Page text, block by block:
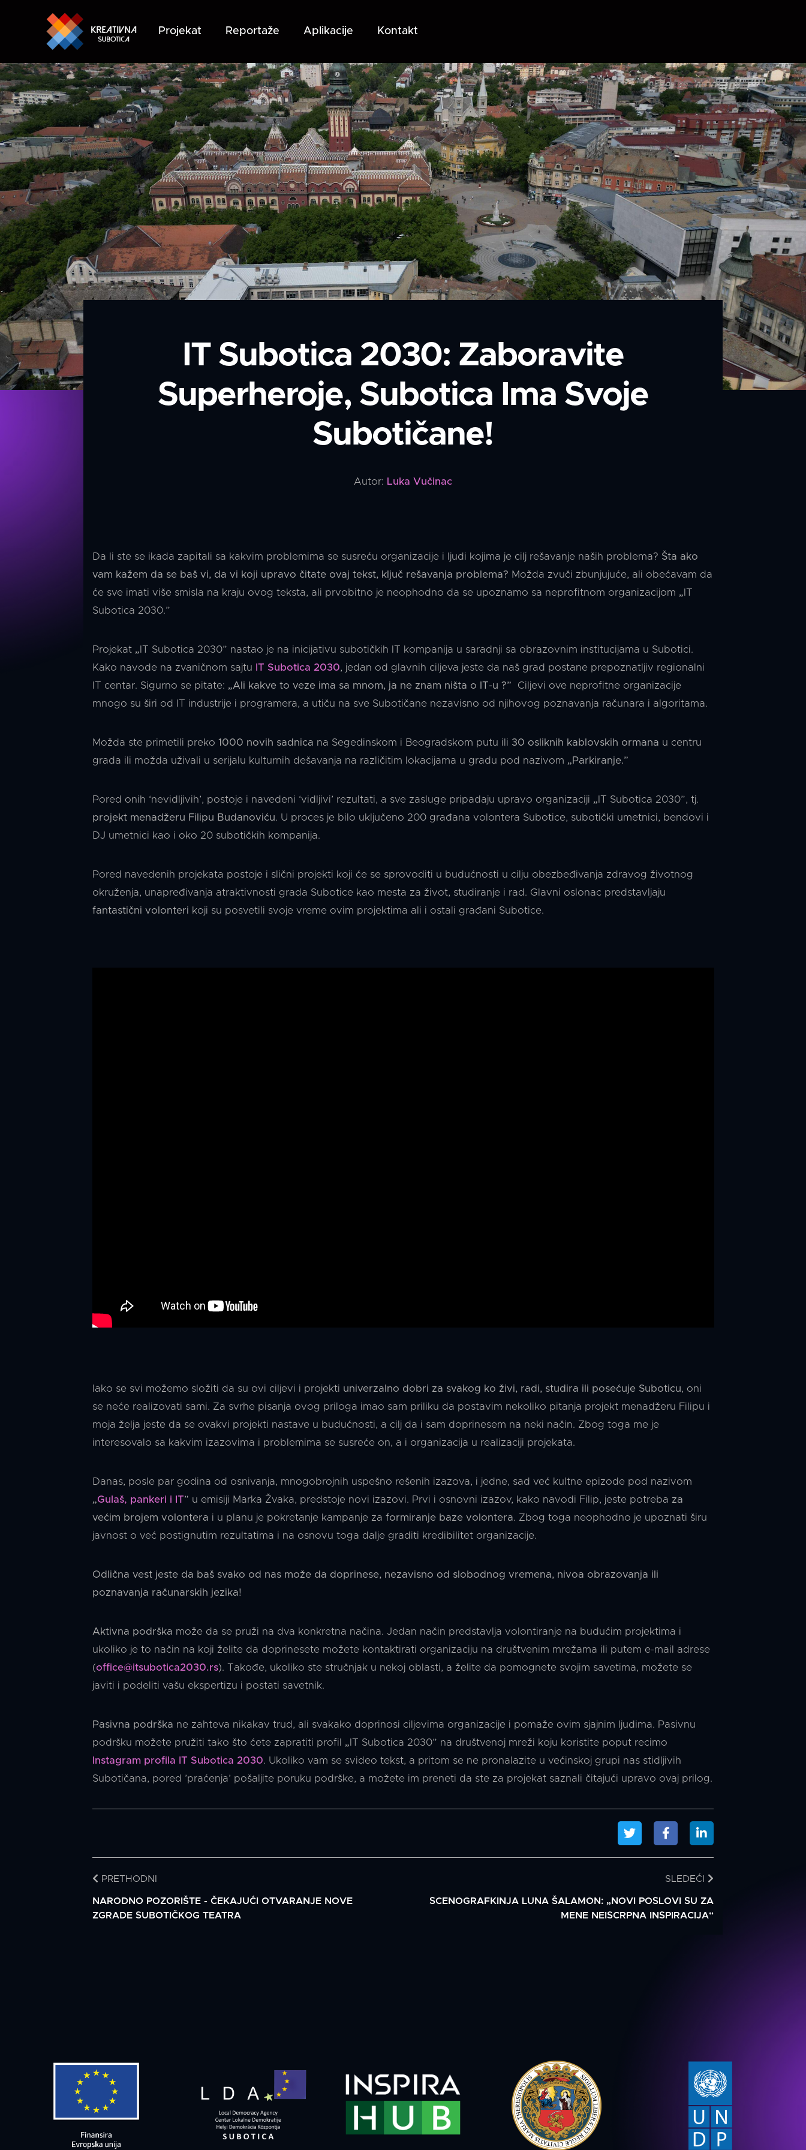
Projekat Reportaže Aplikacije Kontakt
IT Subotica 2030: Zaboravite
Superheroje, Subotica Ima Svoje
Subotičane!
Autor: Luka Vučinac
Da li ste se ikada zapitali sa kakvim problemima se susreću organizacije i ljudi kojima je cilj rešavanje naših problema? Šta ako
vam kažem da se baš vi, da vi koji upravo čitate ovaj tekst, ključ rešavanja problema? Možda zvuči zbunjujuće, ali obećavam da
će sve imati više smisla na kraju ovog teksta, ali prvobitno je neophodno da se upoznamo sa neprofitnom organizacijom „IT
Subotica 2030.”
Projekat „IT Subotica 2030” nastao je na inicijativu subotičkih IT kompanija u saradnji sa obrazovnim institucijama u Subotici.
Kako navode na zvaničnom sajtu IT Subotica 2030, jedan od glavnih ciljeva jeste da naš grad postane prepoznatljiv regionalni
IT centar. Sigurno se pitate: „Ali kakve to veze ima sa mnom, ja ne znam ništa o IT-u ?”
Ciljevi ove neprofitne organizacije
mnogo su širi od IT industrije i programera, a utiču na sve Subotičane nezavisno od njihovog poznavanja računara i algoritama.
Možda ste primetili preko 1000 novih sadnica na Segedinskom i Beogradskom putu ili 30 osliknih kablovskih ormana u centru
grada ili možda uživali u serijalu kulturnih dešavanja na različitim lokacijama u gradu pod nazivom „Parkiranje.”
Pored onih ‘nevidljivih’, postoje i navedeni ‘vidljivi’ rezultati, a sve zasluge pripadaju upravo organizaciji „IT Subotica 2030”, tj.
projekt menadžeru Filipu Budanoviću. U proces je bilo uključeno 200 građana volontera Subotice, subotički umetnici, bendovi i
DJ umetnici kao i oko 20 subotičkih kompanija.
Pored navedenih projekata postoje i slični projekti koji će se sprovoditi u budućnosti u cilju obezbeđivanja zdravog životnog
okruženja, unapređivanja atraktivnosti grada Subotice kao mesta za život, studiranje i rad. Glavni oslonac predstavljaju
fantastični volonteri koji su posvetili svoje vreme ovim projektima ali i ostali građani Subotice.
Iako se svi možemo složiti da su ovi ciljevi i projekti univerzalno dobri za svakog ko živi, radi, studira ili posećuje Suboticu, oni
se neće realizovati sami. Za svrhe pisanja ovog priloga imao sam priliku da postavim nekoliko pitanja projekt menadžeru Filipu i
moja želja jeste da se ovakvi projekti nastave u budućnosti, a cilj da i sam doprinesem na neki način. Zbog toga me je
interesovalo sa kakvim izazovima i problemima se susreće on, a i organizacija u realizaciji projekata.
Danas, posle par godina od osnivanja, mnogobrojnih uspešno rešenih izazova, i jedne, sad već kultne epizode pod nazivom
„Gulaš, pankeri i IT” u emisiji Marka Žvaka, predstoje novi izazovi. Prvi i osnovni izazov, kako navodi Filip, jeste potreba za
većim brojem volontera i u planu je pokretanje kampanje za formiranje baze volontera. Zbog toga neophodno je upoznati širu
javnost o već postignutim rezultatima i na osnovu toga dalje graditi kredibilitet organizacije.
Odlična vest jeste da baš svako od nas može da doprinese, nezavisno od slobodnog vremena, nivoa obrazovanja ili
poznavanja računarskih jezika!
Aktivna podrška može da se pruži na dva konkretna načina. Jedan način predstavlja volontiranje na budućim projektima i
ukoliko je to način na koji želite da doprinesete možete kontaktirati organizaciju na društvenim mrežama ili putem e-mail adrese
(office@itsubotica2030.rs). Takođe, ukoliko ste stručnjak u nekoj oblasti, a želite da pomognete svojim savetima, možete se
javiti i podeliti vašu ekspertizu i postati savetnik.
Pasivna podrška ne zahteva nikakav trud, ali svakako doprinosi ciljevima organizacije i pomaže ovim sjajnim ljudima. Pasivnu
podršku možete pružiti tako što ćete zapratiti profil „IT Subotica 2030” na društvenoj mreži koju koristite poput recimo
Instagram profila IT Subotica 2030. Ukoliko vam se svideo tekst, a pritom se ne pronalazite u većinskoj grupi nas stidljivih
Subotičana, pored ’praćenja’ pošaljite poruku podrške, a možete im preneti da ste za projekat saznali čitajući upravo ovaj prilog.
PRETHODNI
NARODNO POZORIŠTE - ČEKAJUĆI OTVARANJE NOVE
ZGRADE SUBOTIČKOG TEATRA
SLEDEĆI
SCENOGRAFKINJA LUNA ŠALAMON: „NOVI POSLOVI SU ZA
MENE NEISCRPNA INSPIRACIJA“